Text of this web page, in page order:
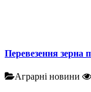
Перевезення зерна
Аграрні новини